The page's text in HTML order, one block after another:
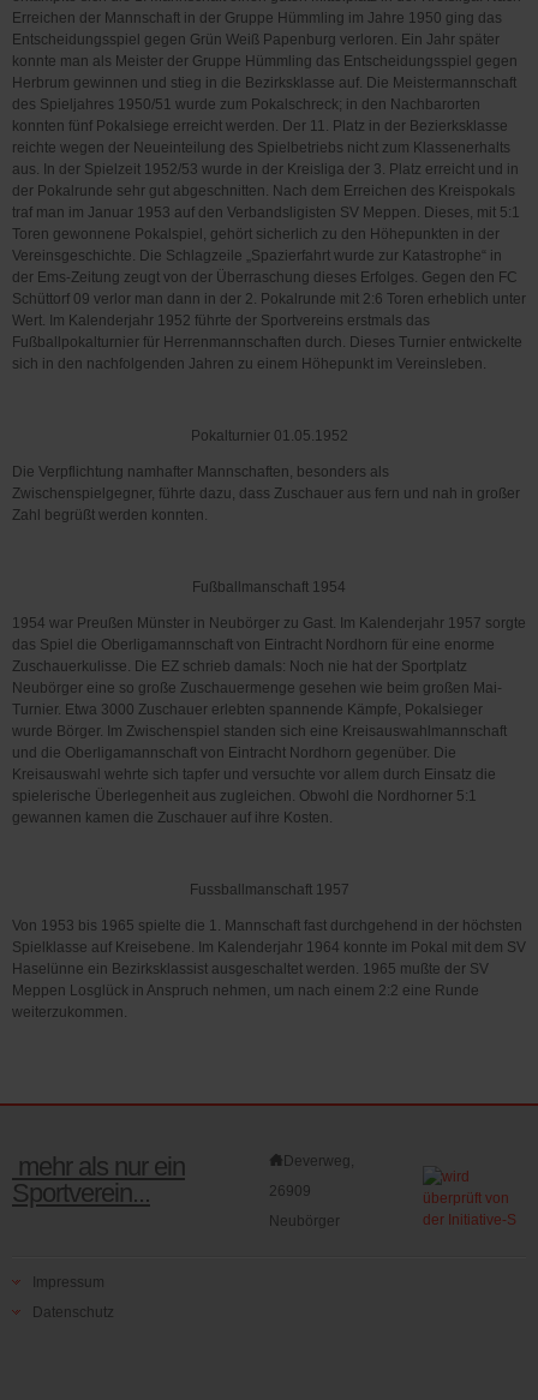
Erreichen der Mannschaft in der Gruppe Hümmling im Jahre 1950 ging das
Entscheidungsspiel gegen Grün Weiß Papenburg verloren. Ein Jahr später
konnte man als Meister der Gruppe Hümmling das Entscheidungsspiel gegen
Herbrum gewinnen und stieg in die Bezirksklasse auf. Die Meistermannschaft
des Spieljahres 1950/51 wurde zum Pokalschreck; in den Nachbarorten
konnten fünf Pokalsiege erreicht werden. Der 11. Platz in der Bezierksklasse
reichte wegen der Neueinteilung des Spielbetriebs nicht zum Klassenerhalts
aus. In der Spielzeit 1952/53 wurde in der Kreisliga der 3. Platz erreicht und in
der Pokalrunde sehr gut abgeschnitten. Nach dem Erreichen des Kreispokals
traf man im Januar 1953 auf den Verbandsligisten SV Meppen. Dieses, mit 5:1
Toren gewonnene Pokalspiel, gehört sicherlich zu den Höhepunkten in der
Vereinsgeschichte. Die Schlagzeile „Spazierfahrt wurde zur Katastrophe“ in
der Ems-Zeitung zeugt von der Überraschung dieses Erfolges. Gegen den FC
Schüttorf 09 verlor man dann in der 2. Pokalrunde mit 2:6 Toren erheblich unter
Wert. Im Kalenderjahr 1952 führte der Sportvereins erstmals das
Fußballpokalturnier für Herrenmannschaften durch. Dieses Turnier entwickelte
sich in den nachfolgenden Jahren zu einem Höhepunkt im Vereinsleben.
Pokalturnier 01.05.1952
Die Verpflichtung namhafter Mannschaften, besonders als
Zwischenspielgegner, führte dazu, dass Zuschauer aus fern und nah in großer
Zahl begrüßt werden konnten.
Fußballmanschaft 1954
1954 war Preußen Münster in Neubörger zu Gast. Im Kalenderjahr 1957 sorgte
das Spiel die Oberligamannschaft von Eintracht Nordhorn für eine enorme
Zuschauerkulisse. Die EZ schrieb damals: Noch nie hat der Sportplatz
Neubörger eine so große Zuschauermenge gesehen wie beim großen Mai-
Turnier. Etwa 3000 Zuschauer erlebten spannende Kämpfe, Pokalsieger
wurde Börger. Im Zwischenspiel standen sich eine Kreisauswahlmannschaft
und die Oberligamannschaft von Eintracht Nordhorn gegenüber. Die
Kreisauswahl wehrte sich tapfer und versuchte vor allem durch Einsatz die
spielerische Überlegenheit aus zugleichen. Obwohl die Nordhorner 5:1
gewannen kamen die Zuschauer auf ihre Kosten.
Fussballmanschaft 1957
Von 1953 bis 1965 spielte die 1. Mannschaft fast durchgehend in der höchsten
Spielklasse auf Kreisebene. Im Kalenderjahr 1964 konnte im Pokal mit dem SV
Haselünne ein Bezirksklassist ausgeschaltet werden. 1965 mußte der SV
Meppen Losglück in Anspruch nehmen, um nach einem 2:2 eine Runde
weiterzukommen.
mehr als nur ein
Sportverein...
Deverweg,
26909
Neubörger
Impressum
Datenschutz